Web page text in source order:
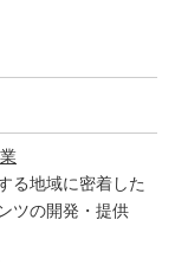
る地域に密着した
ツの開発・提供